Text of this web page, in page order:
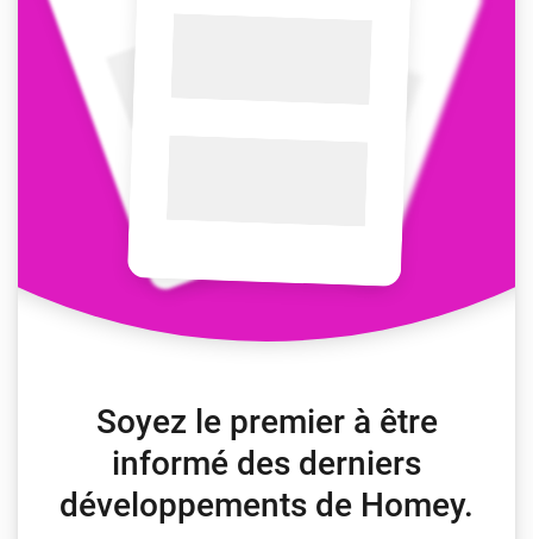
Soyez le premier à être
informé des derniers
développements de Homey.